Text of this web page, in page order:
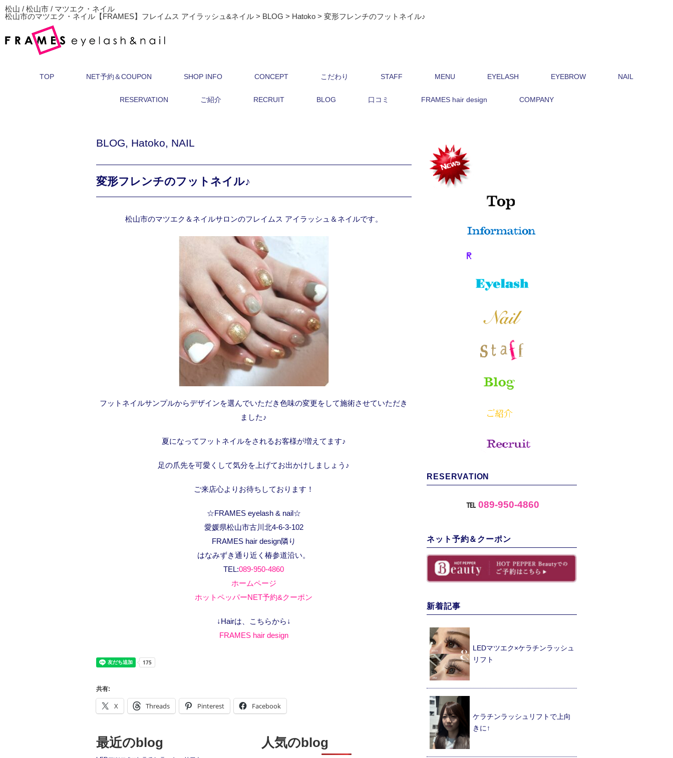
松山 / 松山市 / マツエク・ネイル
松山市のマツエク・ネイル【FRAMES】フレイムス アイラッシュ&ネイル > BLOG > Hatoko > 変形フレンチのフットネイル♪
TOP NET予約＆COUPON SHOP INFO CONCEPT こだわり STAFF MENU EYELASH EYEBROW NAIL
RESERVATION ご紹介 RECRUIT BLOG 口コミ FRAMES hair design COMPANY
BLOG, Hatoko, NAIL
変形フレンチのフットネイル♪
松山市のマツエク＆ネイルサロンのフレイムス アイラッシュ＆ネイルです。
フットネイルサンプルからデザインを選んでいただき色味の変更をして施術させていただき
ました♪
夏になってフットネイルをされるお客様が増えてます♪
足の爪先を可愛くして気分を上げてお出かけしましょう♪
ご来店心よりお待ちしております！
☆FRAMES eyelash & nail☆
愛媛県松山市古川北4-6-3-102
FRAMES hair design隣り
はなみずき通り近く椿参道沿い。
TEL:089-950-4860
ホームページ
ホットペッパーNET予約&クーポン
↓Hairは、こちらから↓
FRAMES hair design
共有:
X Threads Pinterest Facebook
最近のblog 人気のblog
RESERVATION
℡089-950-4860
ネット予約＆クーポン
新着記事
LEDマツエク×ケラチンラッシュ
リフト
ケラチンラッシュリフトで上向
きに↑